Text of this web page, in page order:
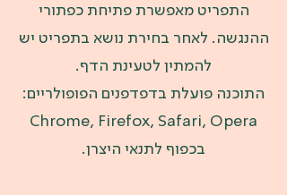
התפריט מאפשרת פתיחת כפתורי
ההנגשה. לאחר בחירת נושא בתפריט יש
להמתין לטעינת הדף.
התוכנה פועלת בדפדפנים הפופולריים:
Chrome, Firefox, Safari, Opera
בכפוף לתנאי היצרן.